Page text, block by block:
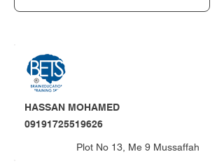
HASSAN MOHAMED
09191725519626
Plot No 13, Me 9 Mussaffah